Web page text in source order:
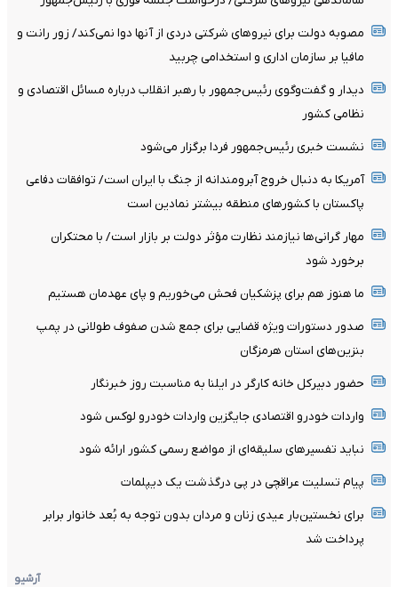
مصوبه دولت برای نیروهای شرکتی دردی از آنها دوا نمی‌کند/ زور رانت و
مافیا بر سازمان اداری و استخدامی چربید
دیدار و گفت‌وگوی رئیس‌جمهور با رهبر انقلاب درباره مسائل اقتصادی و
نظامی کشور
نشست خبری رئیس‌جمهور فردا برگزار می‌شود
آمریکا به دنبال خروج آبرومندانه از جنگ با ایران است/ توافقات دفاعی
پاکستان با کشورهای منطقه بیشتر نمادین است
مهار گرانی‌ها نیازمند نظارت مؤثر دولت بر بازار است/ با محتکران
برخورد شود
ما هنوز هم برای پزشکیان فحش می‌خوریم و پای عهدمان هستیم
صدور دستورات ویژه قضایی برای جمع شدن صفوف طولانی در پمپ
بنزین‌های استان هرمزگان
حضور دبیرکل خانه کارگر در ایلنا به مناسبت روز خبرنگار
واردات خودرو اقتصادی جایگزین واردات خودرو لوکس شود
نباید تفسیرهای سلیقه‌ای از مواضع رسمی کشور ارائه شود
پیام تسلیت عراقچی در پی درگذشت یک دیپلمات
برای نخستین‌بار عیدی زنان و مردان بدون توجه به بُعد خانوار برابر
پرداخت شد
آرشیو